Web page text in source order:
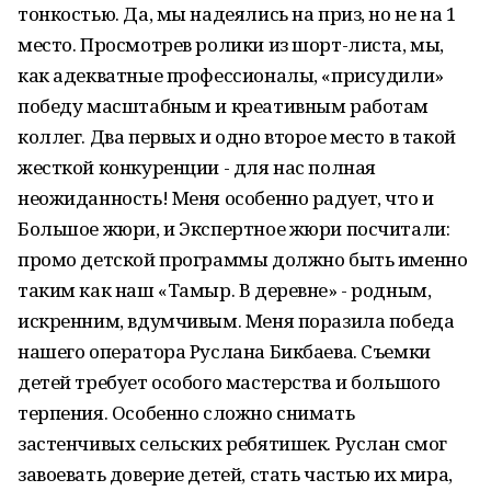
тонкостью. Да, мы надеялись на приз, но не на 1
место. Просмотрев ролики из шорт-листа, мы,
как адекватные профессионалы, «присудили»
победу масштабным и креативным работам
коллег. Два первых и одно второе место в такой
жесткой конкуренции - для нас полная
неожиданность! Меня особенно радует, что и
Большое жюри, и Экспертное жюри посчитали:
промо детской программы должно быть именно
таким как наш «Тамыр. В деревне» - родным,
искренним, вдумчивым. Меня поразила победа
нашего оператора Руслана Бикбаева. Съемки
детей требует особого мастерства и большого
терпения. Особенно сложно снимать
застенчивых сельских ребятишек. Руслан смог
завоевать доверие детей, стать частью их мира,